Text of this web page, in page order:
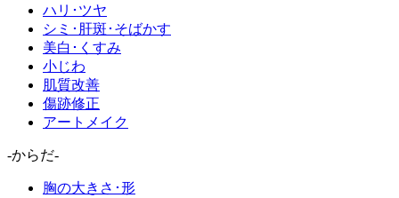
ハリ･ツヤ
シミ･肝斑･そばかす
美白･くすみ
小じわ
肌質改善
傷跡修正
アートメイク
-からだ-
胸の大きさ･形